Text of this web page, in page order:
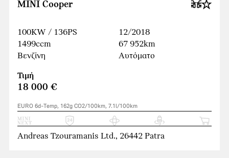
MINI Cooper
100KW / 136PS
1499ccm
Βενζίνη
12/2018
67 952km
Αυτόματο
Τιμή
18 000 €
EURO 6d-Temp, 162g CO2/100km, 7.1l/100km
Andreas Tzouramanis Ltd., 26442 Patra